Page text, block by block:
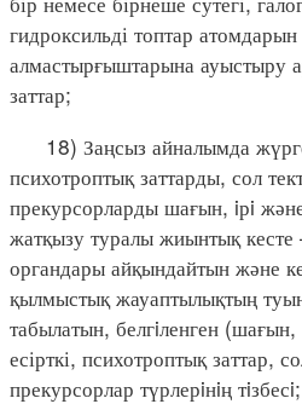
гидроксильді топтар
алмастырғыштарына ауыстыру
заттар;
18) Заңсыз айналымда
психотроптық заттарды, сол
прекурсорларды шағын, iрi
жатқызу туралы жиынтық кесте
органдары айқындайтын және
қылмыстық жауаптылықтың
табылатын, белгiленген
есірткі, психотроптық заттар,
прекурсорлар түрлерiнiң тiзбесi;